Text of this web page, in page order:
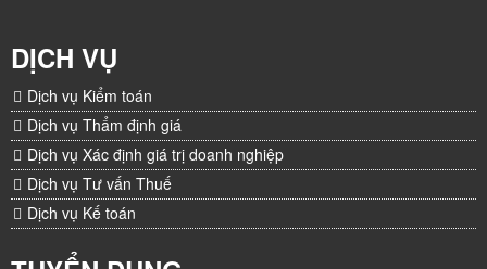
DỊCH VỤ
Dịch vụ Kiểm toán
Dịch vụ Thẩm định giá
Dịch vụ Xác định giá trị doanh nghiệp
Dịch vụ Tư vấn Thuế
Dịch vụ Kế toán